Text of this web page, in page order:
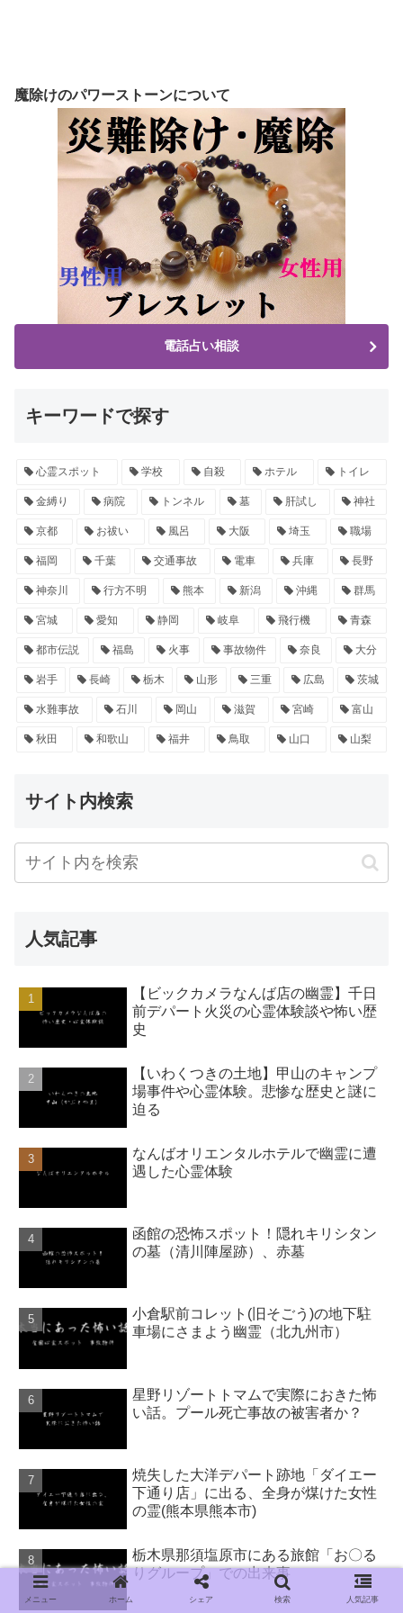
魔除けのパワーストーンについて
電話占い相談
キーワードで探す
心霊スポット 学校 自殺 ホテル トイレ
金縛り 病院 トンネル 墓 肝試し 神社
京都 お祓い 風呂 大阪 埼玉 職場
福岡 千葉 交通事故 電車 兵庫 長野
神奈川 行方不明 熊本 新潟 沖縄 群馬
宮城 愛知 静岡 岐阜 飛行機 青森
都市伝説 福島 火事 事故物件 奈良 大分
岩手 長崎 栃木 山形 三重 広島 茨城
水難事故 石川 岡山 滋賀 宮崎 富山
秋田 和歌山 福井 鳥取 山口 山梨
サイト内検索
人気記事
【ビックカメラなんば店の幽霊】千日
前デパート火災の心霊体験談や怖い歴
史
【いわくつきの土地】甲山のキャンプ
場事件や心霊体験。悲惨な歴史と謎に
迫る
なんばオリエンタルホテルで幽霊に遭
遇した心霊体験
函館の恐怖スポット！隠れキリシタン
の墓（清川陣屋跡）、赤墓
小倉駅前コレット(旧そごう)の地下駐
車場にさまよう幽霊（北九州市）
星野リゾートトマムで実際におきた怖
い話。プール死亡事故の被害者か？
焼失した大洋デパート跡地「ダイエー
下通り店」に出る、全身が煤けた女性
の霊(熊本県熊本市)
栃木県那須塩原市にある旅館「お〇る
りグループ」での出来事
メニュー ホーム シェア 検索 人気記事